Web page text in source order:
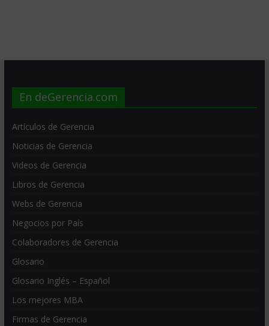
En deGerencia.com
Artículos de Gerencia
Noticias de Gerencia
Videos de Gerencia
Libros de Gerencia
Webs de Gerencia
Negocios por País
Colaboradores de Gerencia
Glosario
Glosario Inglés – Español
Los mejores MBA
Firmas de Gerencia